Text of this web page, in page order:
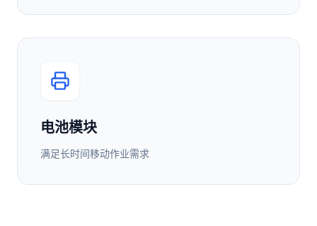
电池模块
满足长时间移动作业需求